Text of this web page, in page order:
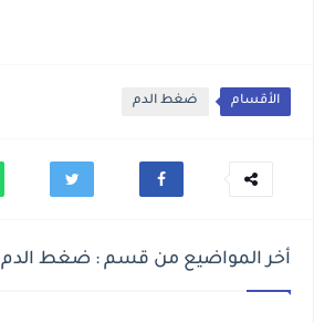
الأقسام ضغط الدم
أخر المواضيع من قسم : ضغط الدم